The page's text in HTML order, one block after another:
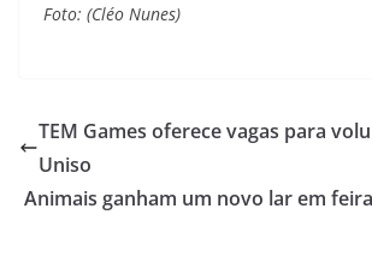
Foto: (Cléo Nunes)
TEM Games oferece vagas para
Uniso
Animais ganham um novo lar em